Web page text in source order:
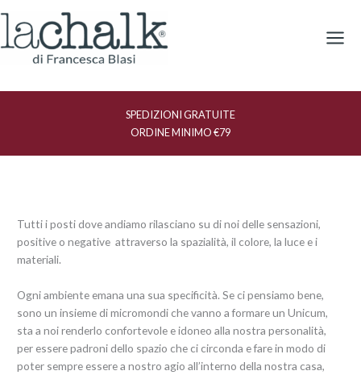
contenuto
SPEDIZIONI GRATUITE
ORDINE MINIMO €79
Tutti i posti dove andiamo rilasciano su di noi delle sensazioni,
positive o negative attraverso la spazialità, il colore, la luce e i
materiali.
Ogni ambiente emana una sua specificità. Se ci pensiamo bene,
sono un insieme di micromondi che vanno a formare un Unicum,
sta a noi renderlo confortevole e idoneo alla nostra personalità,
per essere padroni dello spazio che ci circonda e fare in modo di
poter sempre essere a nostro agio all’interno della nostra casa,